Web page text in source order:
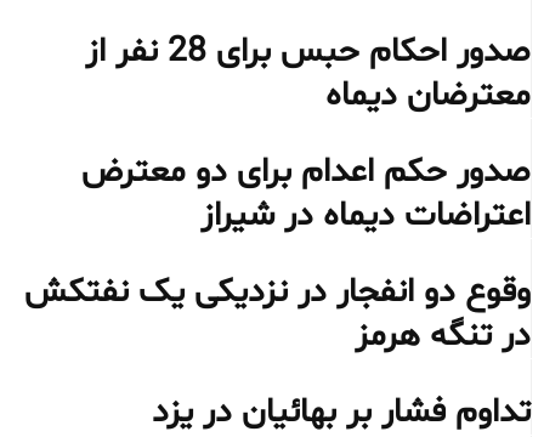
صدور احکام حبس برای 28 نفر از
معترضان دیماه
صدور حکم اعدام برای دو معترض
اعتراضات دیماه در شیراز
وقوع دو انفجار در نزدیکی یک نفتکش
در تنگه هرمز
تداوم فشار بر بهائیان در یزد